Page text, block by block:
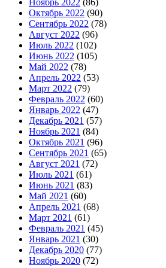
Ноябрь 2022 (86)
Октябрь 2022 (90)
Сентябрь 2022 (78)
Август 2022 (96)
Июль 2022 (102)
Июнь 2022 (105)
Май 2022 (78)
Апрель 2022 (53)
Март 2022 (79)
Февраль 2022 (60)
Январь 2022 (47)
Декабрь 2021 (57)
Ноябрь 2021 (84)
Октябрь 2021 (96)
Сентябрь 2021 (65)
Август 2021 (72)
Июль 2021 (61)
Июнь 2021 (83)
Май 2021 (60)
Апрель 2021 (68)
Март 2021 (61)
Февраль 2021 (45)
Январь 2021 (30)
Декабрь 2020 (77)
Ноябрь 2020 (72)